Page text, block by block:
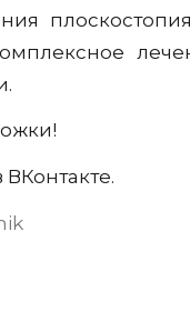
ВКонтакте.